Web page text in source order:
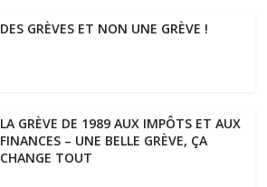
DES GRÈVES ET NON UNE GRÈVE !
LA GRÈVE DE 1989 AUX IMPÔTS ET AUX
FINANCES – UNE BELLE GRÈVE, ÇA
CHANGE TOUT